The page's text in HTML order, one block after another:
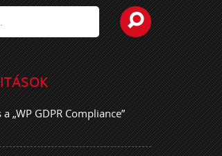
„WP GDPR Compliance”